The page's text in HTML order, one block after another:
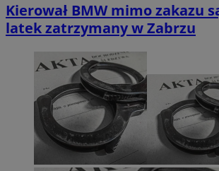
Kierował BMW mimo zakazu
latek zatrzymany w Zabrzu